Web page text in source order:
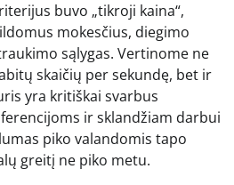
buvo „tikroji kaina“,
mokesčius, diegimo
sąlygas. Vertinome ne
skaičių per sekundę, bet ir
yra kritiškai svarbus
ir sklandžiam darbui
piko valandomis tapo
greitį ne piko metu.